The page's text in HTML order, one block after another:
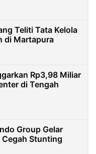
Teliti Tata Kelola
di Martapura
Rp3,98 Miliar
di Tengah
Group Gelar
Cegah Stunting